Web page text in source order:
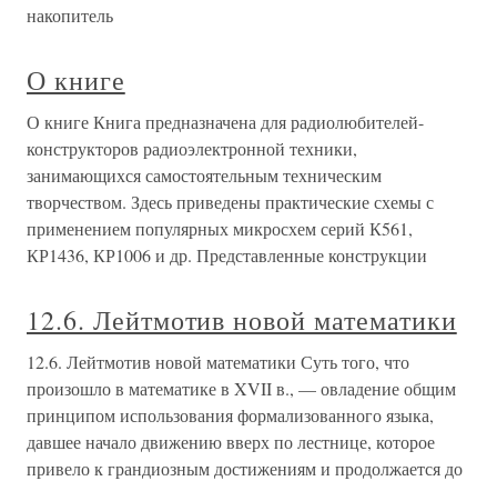
накопитель
О книге
О книге Книга предназначена для радиолюбителей-
конструкторов радиоэлектронной техники,
занимающихся самостоятельным техническим
творчеством. Здесь приведены практические схемы с
применением популярных микросхем серий К561,
КР1436, КР1006 и др. Представленные конструкции
12.6. Лейтмотив новой математики
12.6. Лейтмотив новой математики Суть того, что
произошло в математике в XVII в., — овладение общим
принципом использования формализованного языка,
давшее начало движению вверх по лестнице, которое
привело к грандиозным достижениям и продолжается до